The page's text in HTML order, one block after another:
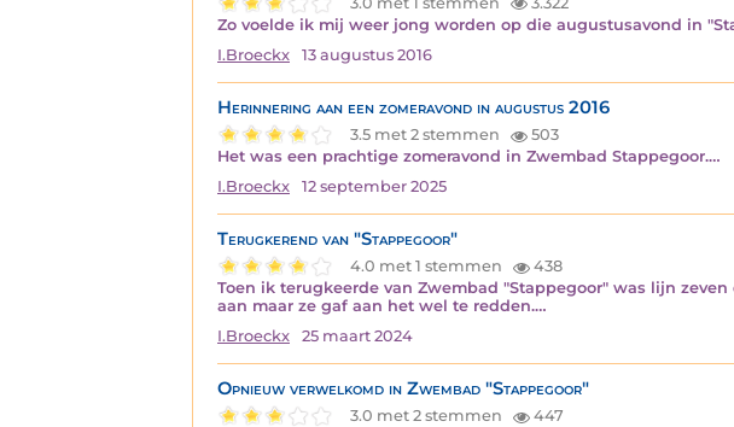
Zo voelde ik mij weer jong worden op die augustusavond in
I.Broeckx
13 augustus 2016
Herinnering aan een zomeravond in augustus 2016
3.5 met 2 stemmen
503
Het was een prachtige zomeravond in Zwembad Stappegoor.…
I.Broeckx
12 september 2025
Terugkerend van "Stappegoor"
4.0 met 1 stemmen
438
Toen ik terugkeerde van Zwembad "Stappegoor" was lijn
aan maar ze gaf aan het wel te redden.…
I.Broeckx
25 maart 2024
Opnieuw verwelkomd in Zwembad "Stappegoor"
3.0 met 2 stemmen
447